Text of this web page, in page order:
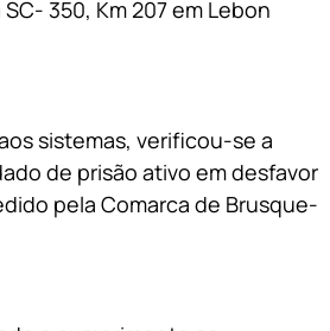
350, Km 207 em Lebon
sistemas, verificou-se a
de prisão ativo em desfavor
pela Comarca de Brusque-